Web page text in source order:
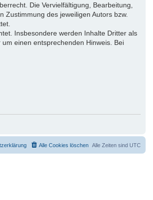
Die Vervielfältigung, Bearbeitung,
des jeweiligen Autors bzw.
Insbesondere werden Inhalte Dritter als
einen entsprechenden Hinweis. Bei
Alle Zeiten sind UTC
Alle Cookies löschen